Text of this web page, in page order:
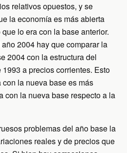
relativos opuestos, y se
la economía es más abierta
lo era con la base anterior.
2004 hay que comparar la
2004 con la estructura del
a precios corrientes. Esto
la nueva base es más
con la nueva base respecto a la
problemas del año base la
reales y de precios que